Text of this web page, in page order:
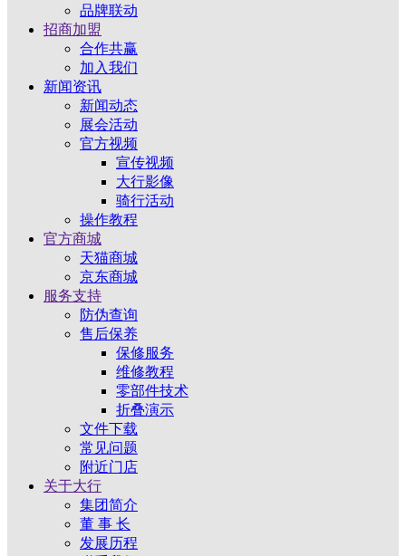
品牌联动
招商加盟
合作共赢
加入我们
新闻资讯
新闻动态
展会活动
官方视频
宣传视频
大行影像
骑行活动
操作教程
官方商城
天猫商城
京东商城
服务支持
防伪查询
售后保养
保修服务
维修教程
零部件技术
折叠演示
文件下载
常见问题
附近门店
关于大行
集团简介
董 事 长
发展历程